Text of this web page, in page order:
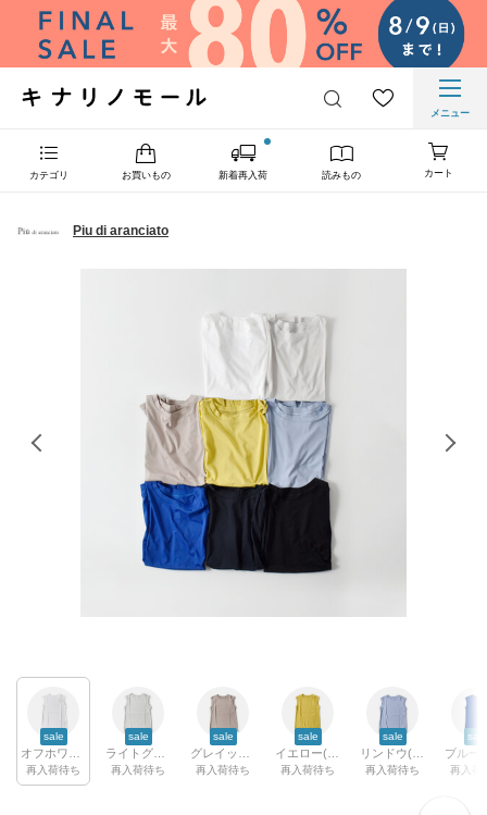
メニュー
カテゴリ お買いもの 新着再入荷 読みもの カート
Piu di aranciato
sale
再入荷待ち
sale
再入荷待ち
sale
再入荷待ち
sale
再入荷待ち
sale
再入荷待ち
sale
再入荷